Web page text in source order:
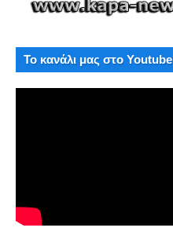
Το κανάλι μας στο Youtube